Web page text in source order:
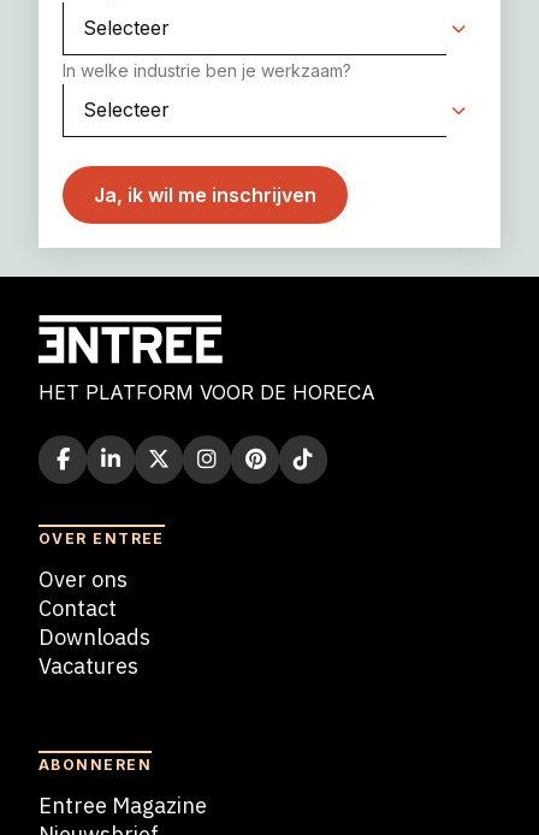
In welke industrie ben je werkzaam?
HET PLATFORM VOOR DE HORECA
OVER ENTREE
Over ons
Contact
Downloads
Vacatures
ABONNEREN
Entree Magazine